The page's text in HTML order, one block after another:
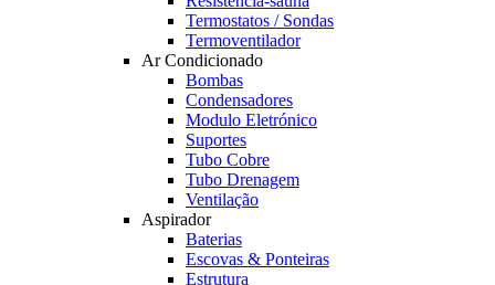
Termostatos / Sondas
Termoventilador
Ar Condicionado
Bombas
Condensadores
Modulo Eletrónico
Suportes
Tubo Cobre
Tubo Drenagem
Ventilação
Aspirador
Baterias
Escovas & Ponteiras
Estrutura